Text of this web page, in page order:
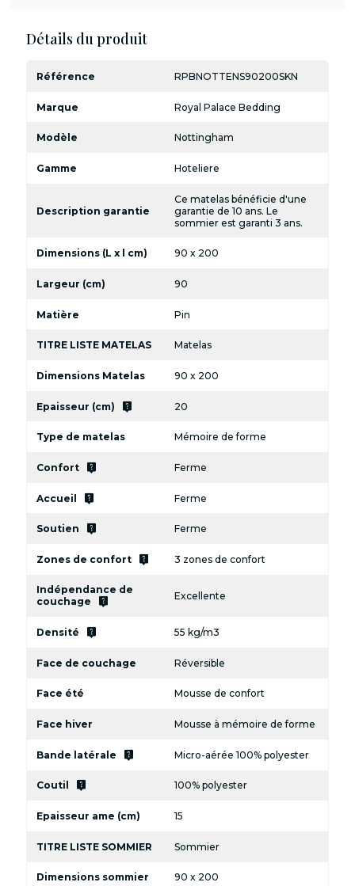
Détails du produit
Référence RPBNOTTENS90200SKN
Marque Royal Palace Bedding
Modèle Nottingham
Gamme Hoteliere
Description garantie
Ce matelas bénéficie d'une
garantie de 10 ans. Le
sommier est garanti 3 ans.
Dimensions (L x l cm) 90 x 200
Largeur (cm) 90
Matière Pin
TITRE LISTE MATELAS Matelas
Dimensions Matelas 90 x 200
Epaisseur (cm) live_help 20
Type de matelas Mémoire de forme
Confort live_help Ferme
Accueil live_help Ferme
Soutien live_help Ferme
Zones de confort live_help 3 zones de confort
Indépendance de
couchage
live_help Excellente
Densité live_help 55 kg/m3
Face de couchage Réversible
Face été Mousse de confort
Face hiver Mousse à mémoire de forme
Bande latérale live_help Micro-aérée 100% polyester
Coutil live_help 100% polyester
Epaisseur ame (cm) 15
TITRE LISTE SOMMIER Sommier
Dimensions sommier 90 x 200